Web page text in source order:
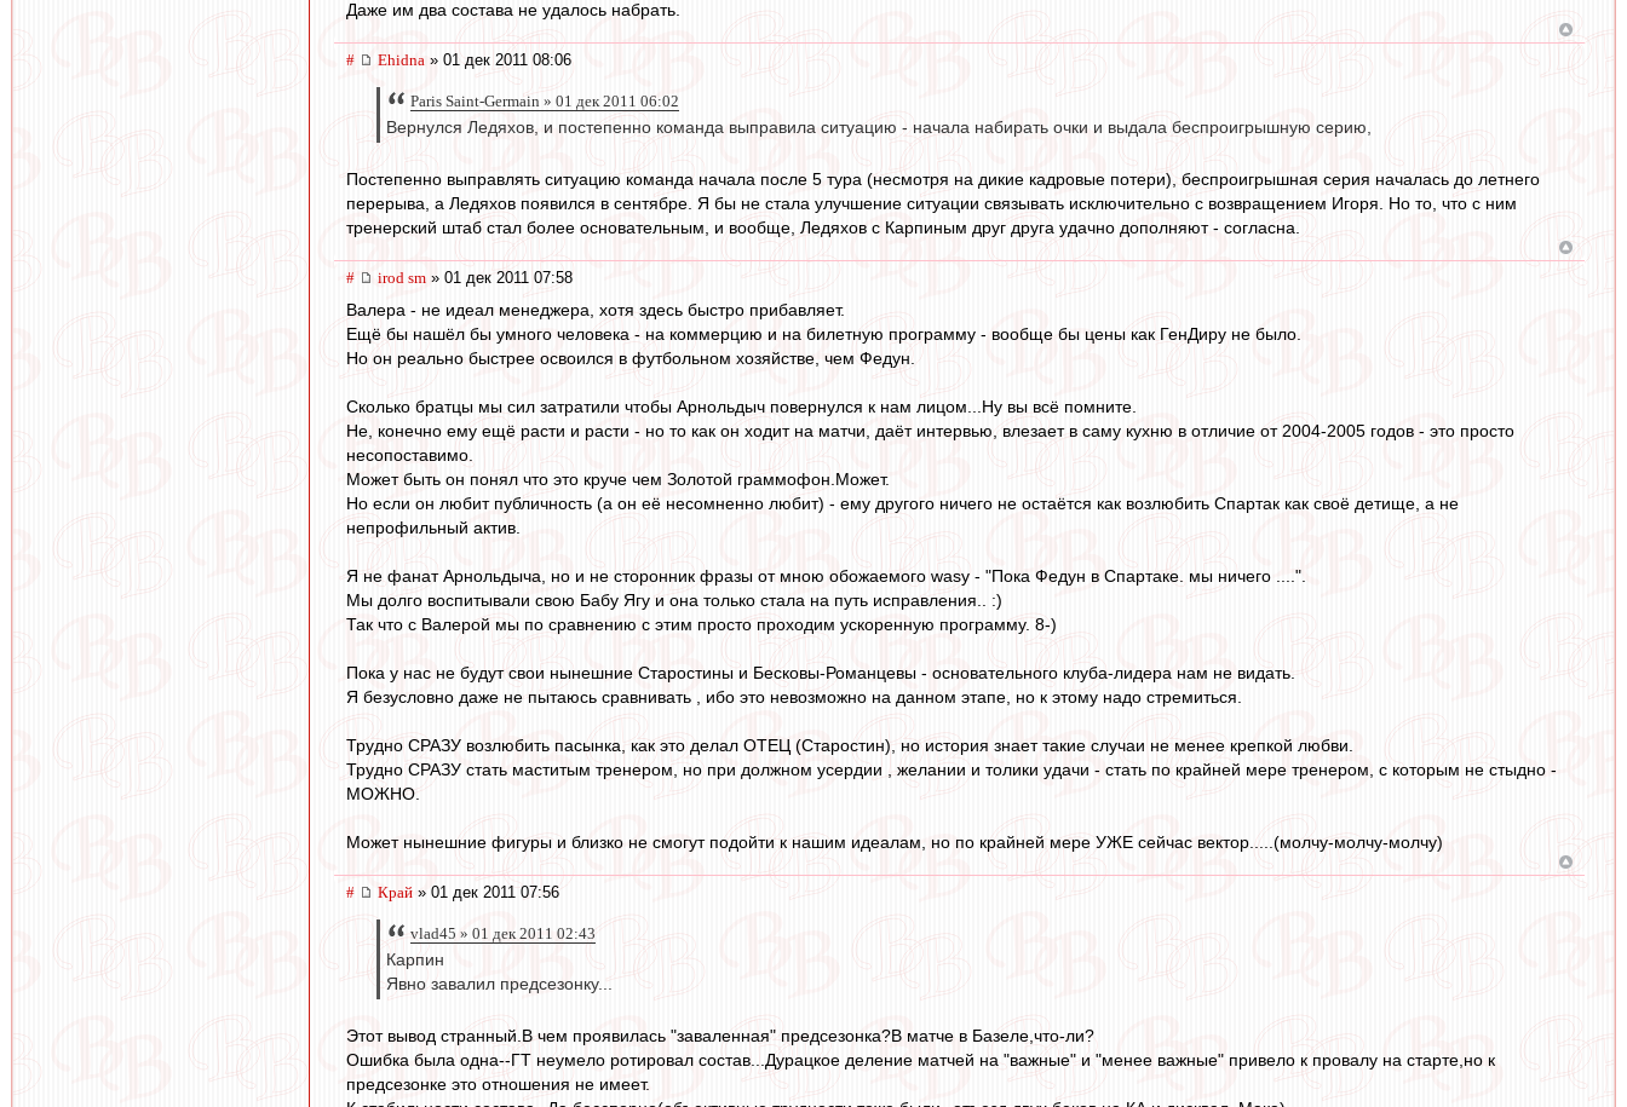
Даже им два состава не удалось набрать.
# Ehidna » 01 дек 2011 08:06
Paris Saint-Germain » 01 дек 2011 06:02
Вернулся Ледяхов, и постепенно команда выправила ситуацию - начала набирать очки и выдала беспроигрышную серию,
Постепенно выправлять ситуацию команда начала после 5 тура (несмотря на дикие кадровые потери), беспроигрышная серия началась до летнего
перерыва, а Ледяхов появился в сентябре. Я бы не стала улучшение ситуации связывать исключительно с возвращением Игоря. Но то, что с ним
тренерский штаб стал более основательным, и вообще, Ледяхов с Карпиным друг друга удачно дополняют - согласна.
# irod sm » 01 дек 2011 07:58
Валера - не идеал менеджера, хотя здесь быстро прибавляет.
Ещё бы нашёл бы умного человека - на коммерцию и на билетную программу - вообще бы цены как ГенДиру не было.
Но он реально быстрее освоился в футбольном хозяйстве, чем Федун.
Сколько братцы мы сил затратили чтобы Арнольдыч повернулся к нам лицом...Ну вы всё помните.
Не, конечно ему ещё расти и расти - но то как он ходит на матчи, даёт интервью, влезает в саму кухню в отличие от 2004-2005 годов - это просто
несопоставимо.
Может быть он понял что это круче чем Золотой граммофон.Может.
Но если он любит публичность (а он её несомненно любит) - ему другого ничего не остаётся как возлюбить Спартак как своё детище, а не
непрофильный актив.
Я не фанат Арнольдыча, но и не сторонник фразы от мною обожаемого wasy - "Пока Федун в Спартаке. мы ничего ....".
Мы долго воспитывали свою Бабу Ягу и она только стала на путь исправления.. :)
Так что с Валерой мы по сравнению с этим просто проходим ускоренную программу. 8-)
Пока у нас не будут свои нынешние Старостины и Бесковы-Романцевы - основательного клуба-лидера нам не видать.
Я безусловно даже не пытаюсь сравнивать , ибо это невозможно на данном этапе, но к этому надо стремиться.
Трудно СРАЗУ возлюбить пасынка, как это делал ОТЕЦ (Старостин), но история знает такие случаи не менее крепкой любви.
Трудно СРАЗУ стать маститым тренером, но при должном усердии , желании и толики удачи - стать по крайней мере тренером, с которым не стыдно -
МОЖНО.
Может нынешние фигуры и близко не смогут подойти к нашим идеалам, но по крайней мере УЖЕ сейчас вектор.....(молчу-молчу-молчу)
# Край » 01 дек 2011 07:56
vlad45 » 01 дек 2011 02:43
Карпин
Явно завалил предсезонку...
Этот вывод странный.В чем проявилась "заваленная" предсезонка?В матче в Базеле,что-ли?
Ошибка была одна--ГТ неумело ротировал состав...Дурацкое деление матчей на "важные" и "менее важные" привело к провалу на старте,но к
предсезонке это отношения не имеет.